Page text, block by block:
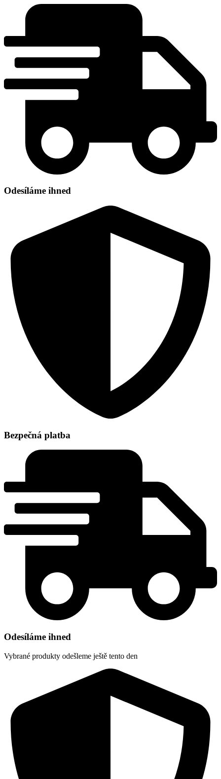
Odesíláme ihned
Bezpečná platba
Odesíláme ihned
Vybrané produkty odešleme ještě tento den